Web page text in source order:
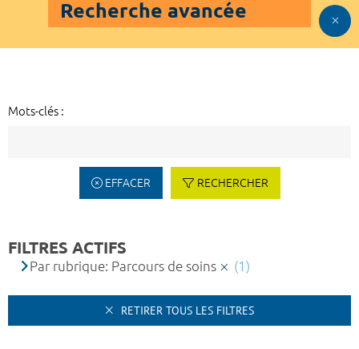
Recherche avancée
Mots-clés :
EFFACER RECHERCHER
FILTRES ACTIFS
Par rubrique: Parcours de soins (1)
RETIRER TOUS LES FILTRES